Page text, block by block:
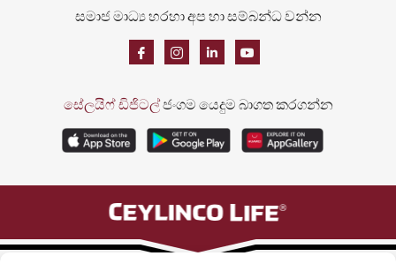
සමාජ මාධ්‍ය හරහා අප හා සම්බන්ධ වන්න
සේලයිෆ් ඩිජිටල්ජංගම යෙදුම බාගත කරගන්න